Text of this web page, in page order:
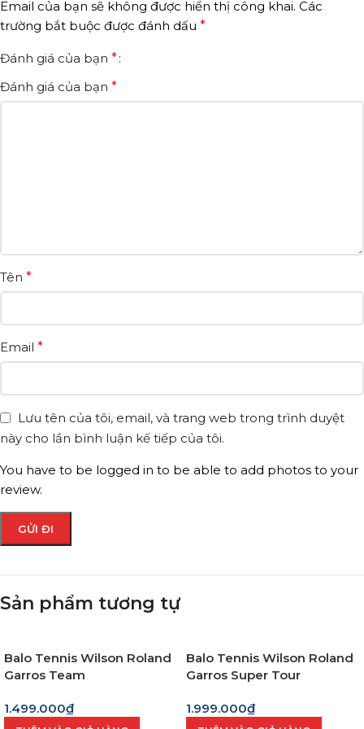
Email của bạn sẽ không được hiển thị công khai. Các
trường bắt buộc được đánh dấu *
Đánh giá của bạn *
Đánh giá của bạn *
Tên *
Email *
Lưu tên của tôi, email, và trang web trong trình duyệt
này cho lần bình luận kế tiếp của tôi.
You have to be logged in to be able to add photos to your
review.
Sản phẩm tương tự
Balo Tennis Wilson Roland
Garros Team
1.499.000₫
Balo Tennis Wilson Roland
Garros Super Tour
(Wr8030901001)
1.999.000₫